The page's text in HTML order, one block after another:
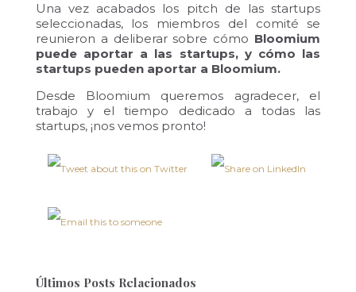
Una vez acabados los pitch de las startups
seleccionadas, los miembros del comité se
reunieron a deliberar sobre cómo Bloomium
puede aportar a las startups, y cómo las
startups pueden aportar a Bloomium.
Desde Bloomium queremos agradecer, el
trabajo y el tiempo dedicado a todas las
startups, ¡nos vemos pronto!
Últimos Posts Relacionados